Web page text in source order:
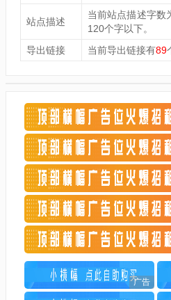
站点描述
当前站点描述字数
120个字以下。
导出链接
当前导出链接有89